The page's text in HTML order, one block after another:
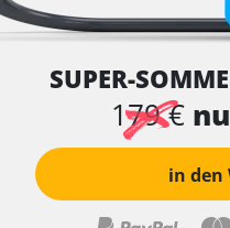
SUPER-
179 €
in den